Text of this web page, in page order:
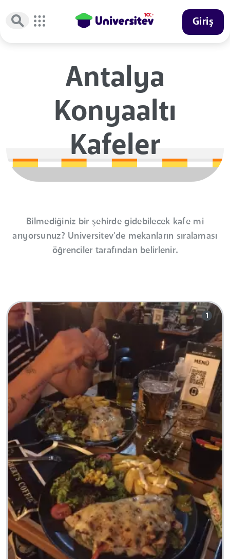
Giriş
Antalya
Konyaaltı
Kafeler
Bilmediğiniz bir şehirde gidebilecek kafe mi
arıyorsunuz? Universitev'de mekanların sıralaması
öğrenciler tarafından belirlenir.
1